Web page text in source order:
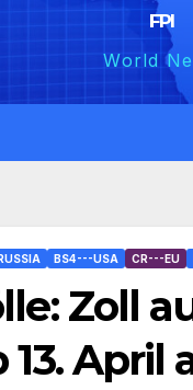
FPI
World
BS4---USA CR---EU
Zoll
April